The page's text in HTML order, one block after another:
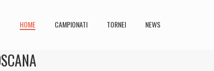
HOME CAMPIONATI TORNEI NEWS